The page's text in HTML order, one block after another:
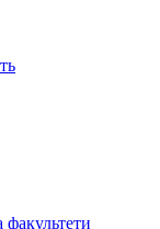
факультети